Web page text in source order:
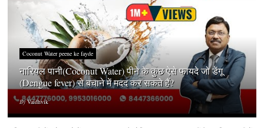
Coconut Water peene ke fayde
नारियल पानी(Coconut Water) पीने के कुछ ऐसे फायदे जो डेंगू
(Dengue fever) से बचाने में मदद कर सकते हैं?
By Vaidhvik